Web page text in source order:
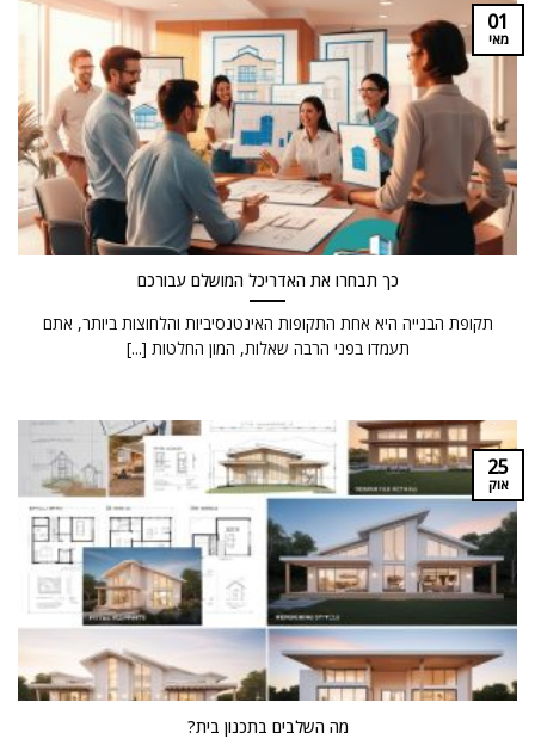
כך תבחרו את האדריכל המושלם עבורכם
תקופת הבנייה היא אחת התקופות האינטנסיביות והלחוצות ביותר, אתם
תעמדו בפני הרבה שאלות, המון החלטות [...]
01
מאי
מה השלבים בתכנון בית?
25
אוק